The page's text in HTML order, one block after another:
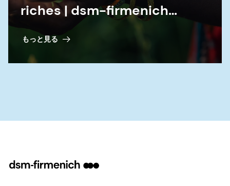
riches | dsm-firmenich
Perfumery & Beauty
もっと見る